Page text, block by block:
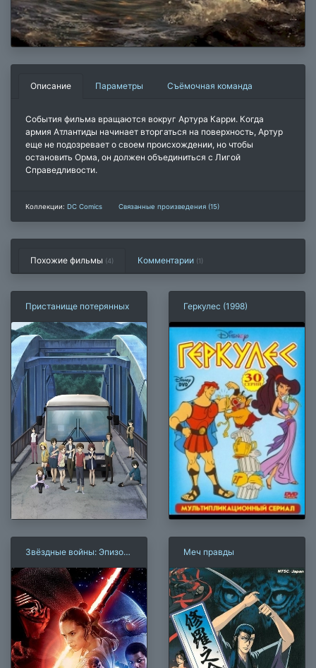
Описание Параметры Съёмочная команда
События фильма вращаются вокруг Артура Карри. Когда
армия Атлантиды начинает вторгаться на поверхность, Артур
еще не подозревает о своем происхождении, но чтобы
остановить Орма, он должен объединиться с Лигой
Справедливости.
Коллекции: DC Comics Связанные произведения (15)
Похожие фильмы (4) Комментарии (1)
Пристанище потерянных Геркулес (1998)
Звёздные войны: Эпизод
Меч правды